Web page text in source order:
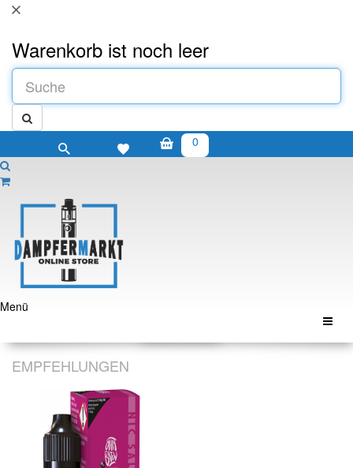
Warenkorb ist noch leer
0
Menü
EMPFEHLUNGEN